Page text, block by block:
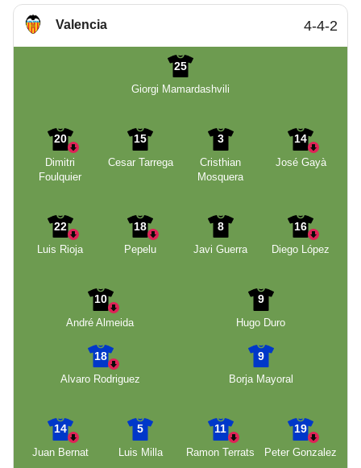
Valencia 4-4-2
25
Giorgi Mamardashvili
20
Dimitri
Foulquier
15
Cesar Tarrega
3
Cristhian
Mosquera
14
José Gayà
22
Luis Rioja
18
Pepelu
8
Javi Guerra
16
Diego López
10
André Almeida
9
Hugo Duro
18
Alvaro Rodriguez
9
Borja Mayoral
14
Juan Bernat
5
Luis Milla
11
Ramon Terrats
19
Peter Gonzalez